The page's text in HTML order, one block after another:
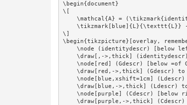
\begin{document}
\[
\mathcal{A} =
\tikzmark[blue]{L}{\texttt{L}}
\]
\begin{tikzpicture}[overlay,
\node (identitydescr) [below
\draw[,->,thick]
\node[red] (Gdescr) [below =of
\draw[red,->,thick] (Gdescr) to
\node[blue,xshift=1cm]
\draw[blue,->,thick] (Ldescr)
\node[purple] (Cdescr) [below
\draw[purple,->,thick]